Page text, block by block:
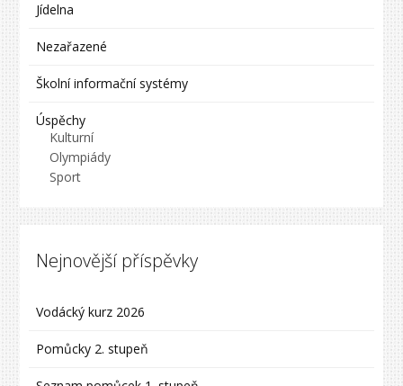
Jídelna
Nezařazené
Školní informační systémy
Úspěchy
Kulturní
Olympiády
Sport
Nejnovější příspěvky
Vodácký kurz 2026
Pomůcky 2. stupeň